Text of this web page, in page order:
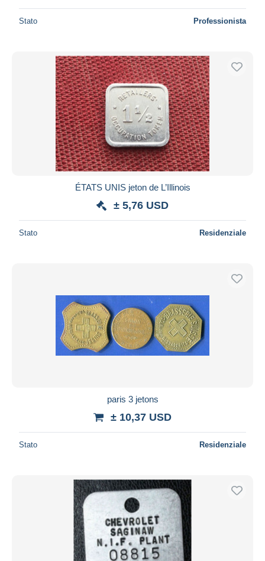
Stato Professionista
ÉTATS UNIS jeton de L’Illinois
± 5,76 USD
Stato Residenziale
paris 3 jetons
± 10,37 USD
Stato Residenziale